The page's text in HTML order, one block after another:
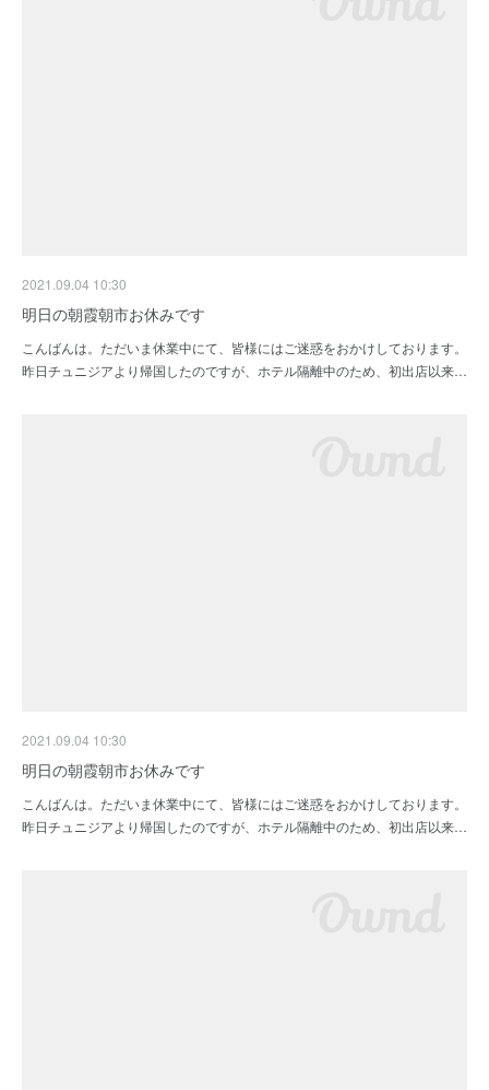
2021.09.04 10:30
明日の朝霞朝市お休みです
こんばんは。ただいま休業中にて、皆様にはご迷惑をおかけしております。
昨日チュニジアより帰国したのですが、ホテル隔離中のため、初出店以来…
2021.09.04 10:30
明日の朝霞朝市お休みです
こんばんは。ただいま休業中にて、皆様にはご迷惑をおかけしております。
昨日チュニジアより帰国したのですが、ホテル隔離中のため、初出店以来…